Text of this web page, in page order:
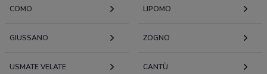
COMO LIPOMO
GIUSSANO ZOGNO
USMATE VELATE CANTÙ